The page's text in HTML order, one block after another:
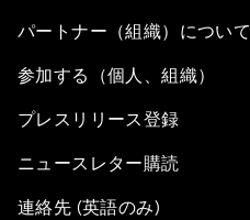
パートナー（組織）について
参加する（個人、組織）
プレスリリース登録
ニュースレター購読
連絡先 (英語のみ)